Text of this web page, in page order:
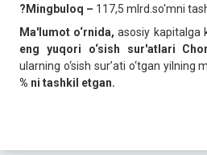
?Mingbuloq – 117,5 mlrd.so'mni
Ma'lumot o‘rnida, asosiy kapitalga
eng yuqori o‘sish sur'atlari
ularning o‘sish sur’ati o‘tgan yilning
% ni tashkil etgan.